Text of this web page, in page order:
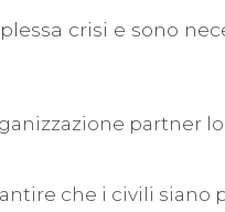
crisi e sono
partner
che i civili siano